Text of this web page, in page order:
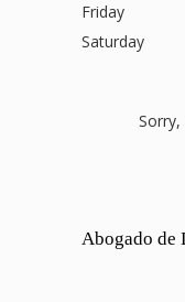
Friday
Saturday
Sorry,
Abogado de